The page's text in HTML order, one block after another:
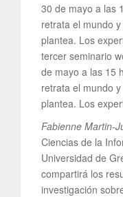
30 de mayo a las
retrata el mundo
plantea. Los
tercer seminario
de mayo a las 15
retrata el mundo
plantea. Los
Fabienne Martin-
Ciencias de la
Universidad de
compartirá los
investigación